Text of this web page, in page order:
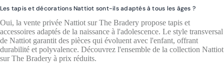
Les tapis et décorations Nattiot sont-ils adaptés à tous les âges ?
Oui, la vente privée Nattiot sur The Bradery propose tapis et
accessoires adaptés de la naissance à l'adolescence. Le style transversal
de Nattiot garantit des pièces qui évoluent avec l'enfant, offrant
durabilité et polyvalence. Découvrez l'ensemble de la collection Nattiot
sur The Bradery à prix réduits.